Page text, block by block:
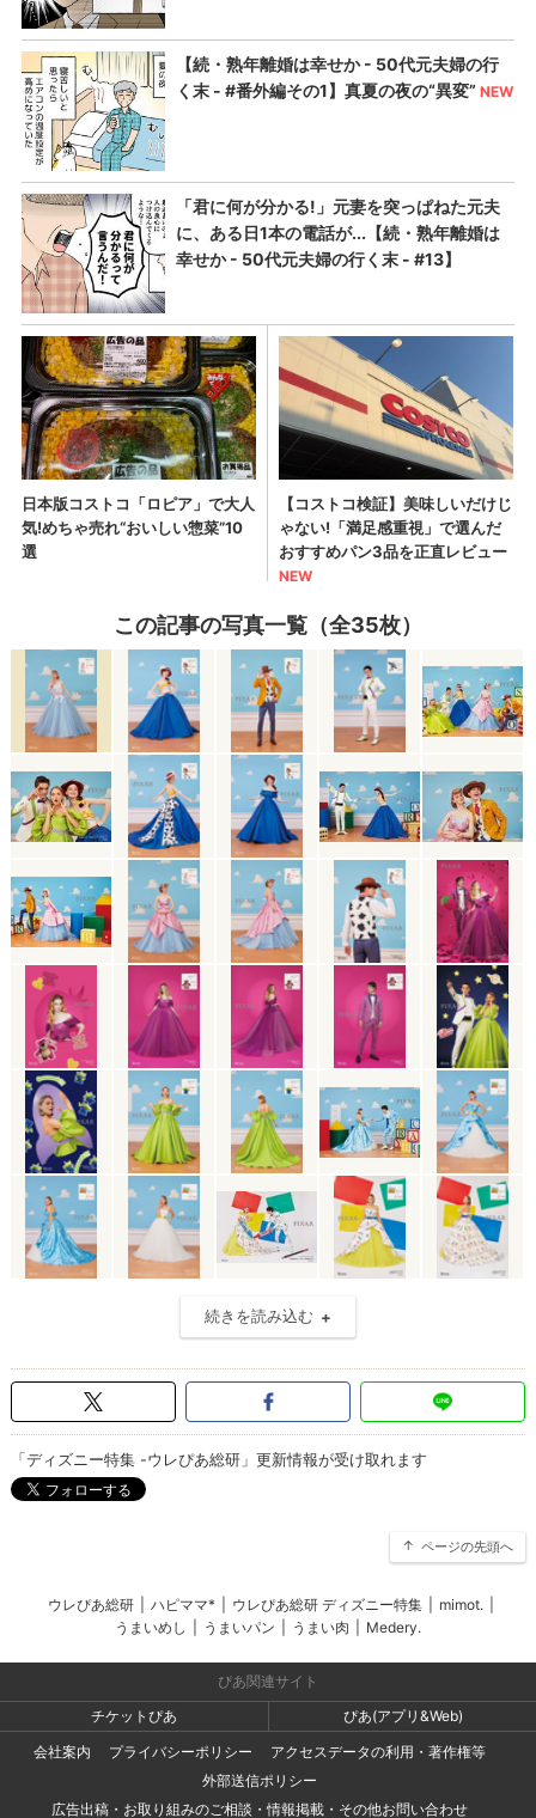
この記事の写真一覧（全35枚）
続きを読み込む
「ディズニー特集 -ウレぴあ総研」更新情報が受け取れます
ページの先頭へ
ウレぴあ総研 ハピママ* ウレぴあ総研 ディズニー特集 mimot.
うまいめし
うまいパン うまい肉 Medery.
ぴあ関連サイト
チケットぴあ
ぴあ(アプリ&Web)
会社案内
プライバシーポリシー
アクセスデータの利用・著作権等
外部送信ポリシー
広告出稿・お取り組みのご相談・情報掲載・その他お問い合わせ